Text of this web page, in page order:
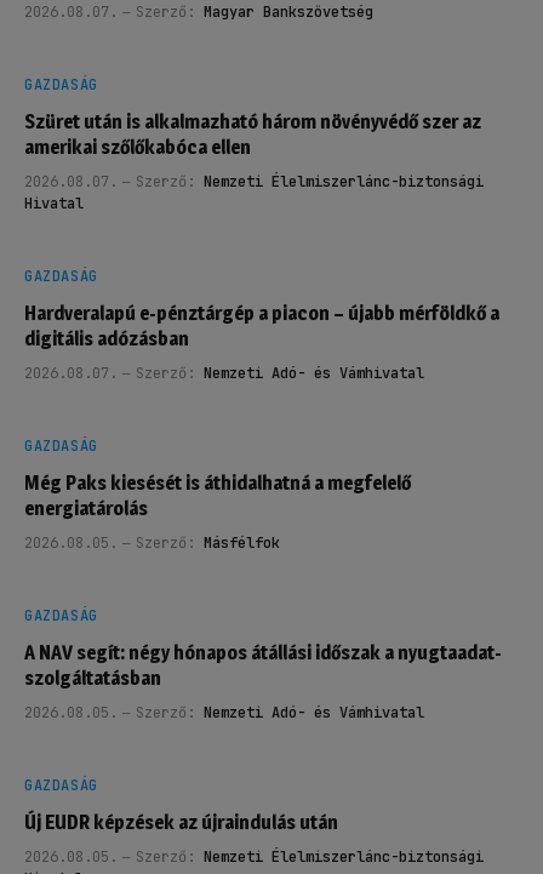
2026.08.07. Szerző: Magyar Bankszövetség
GAZDASÁG
Szüret után is alkalmazható három növényvédő szer az
amerikai szőlőkabóca ellen
2026.08.07. Szerző: Nemzeti Élelmiszerlánc-biztonsági
Hivatal
GAZDASÁG
Hardveralapú e-pénztárgép a piacon – újabb mérföldkő a
digitális adózásban
2026.08.07. Szerző: Nemzeti Adó- és Vámhivatal
GAZDASÁG
Még Paks kiesését is áthidalhatná a megfelelő
energiatárolás
2026.08.05. Szerző: Másfélfok
GAZDASÁG
A NAV segít: négy hónapos átállási időszak a nyugtaadat-
szolgáltatásban
2026.08.05. Szerző: Nemzeti Adó- és Vámhivatal
GAZDASÁG
Új EUDR képzések az újraindulás után
2026.08.05. Szerző: Nemzeti Élelmiszerlánc-biztonsági